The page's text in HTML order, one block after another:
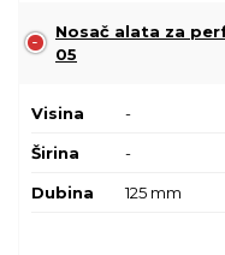
Nosač alata za
05
Visina -
Širina -
Dubina 125 mm